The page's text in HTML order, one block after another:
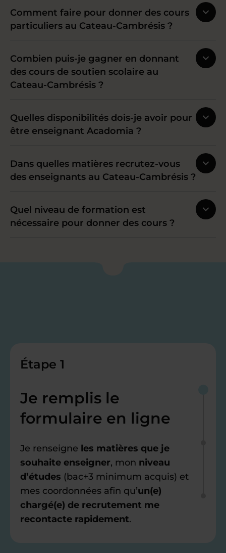
Comment faire pour donner des cours
particuliers au Cateau-Cambrésis ?
Combien puis-je gagner en donnant
des cours de soutien scolaire au
Cateau-Cambrésis ?
Quelles disponibilités dois-je avoir pour
être enseignant Acadomia ?
Dans quelles matières recrutez-vous
des enseignants au Cateau-Cambrésis ?
Quel niveau de formation est
nécessaire pour donner des cours ?
Étape 1
Je remplis le
formulaire en ligne
Je renseigne les matières que je
souhaite enseigner, mon niveau
d’études (bac+3 minimum acquis) et
mes coordonnées afin qu’un(e)
chargé(e) de recrutement me
recontacte rapidement.